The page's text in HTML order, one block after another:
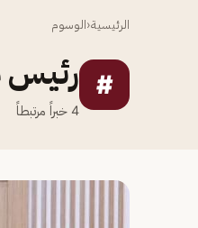
الرئيسية‹الوسوم
# رئيس
4 خبراً مرتبطاً